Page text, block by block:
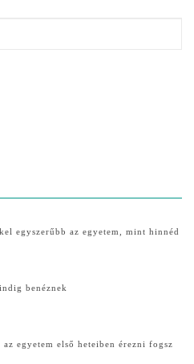
egyszerűbb az egyetem, mint hinnéd
benéznek
egyetem első heteiben érezni fogsz